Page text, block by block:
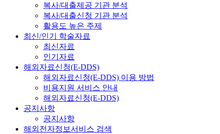
복사/대출제공 기관 분석
복사/대출신청 기관 분석
활용도 높은 주제
최신/인기 학술자료
최신자료
인기자료
해외자료신청(E-DDS)
해외자료신청(E-DDS) 이용 방법
비용지원 서비스 안내
해외자료신청(E-DDS)
공지사항
공지사항
해외전자정보서비스 검색